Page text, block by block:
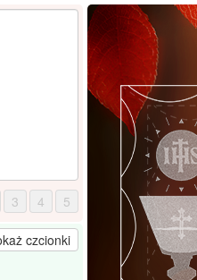
3 4 5
czcionki